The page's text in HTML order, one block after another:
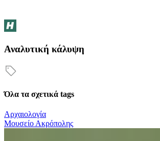
Αναλυτική κάλυψη
Όλα τα σχετικά tags
Αρχαιολογία
Μουσείο Ακρόπολης